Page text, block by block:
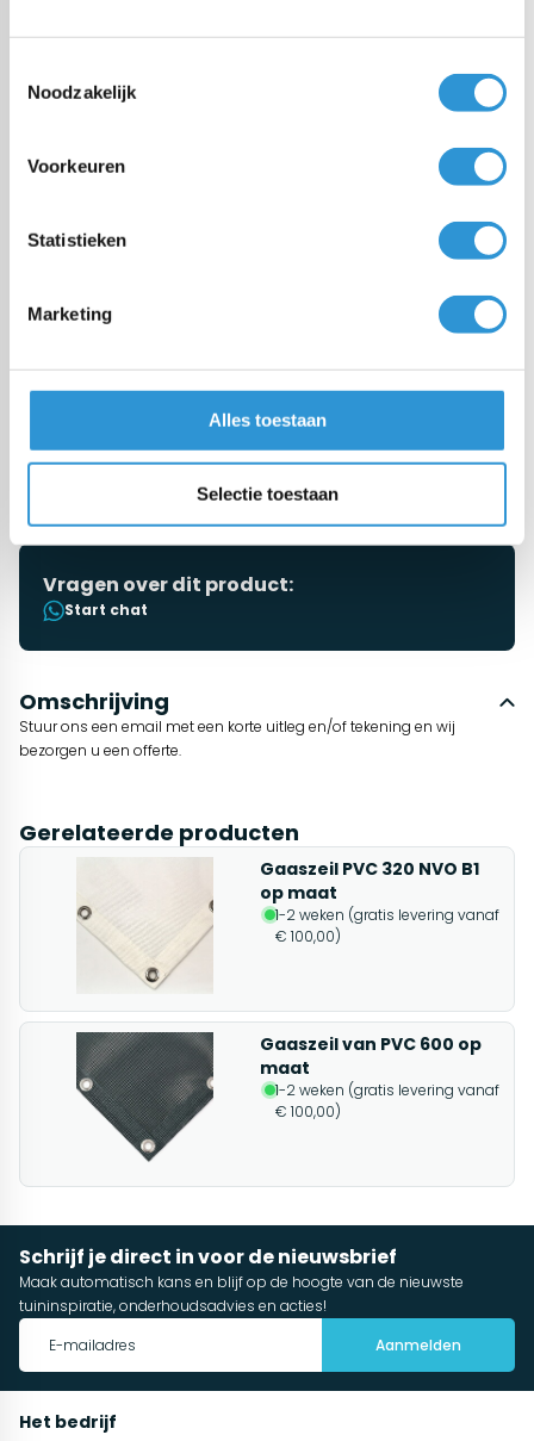
Noodzakelijk
Voorkeuren
Statistieken
Marketing
Alles toestaan
Selectie toestaan
Treksterkte
Temperatuurbestendigheid -30 tot +70°C
UV gestabiliseerd Ja
Vragen over dit product:
Start chat
Omschrijving
Stuur ons een email met een korte uitleg en/of tekening en wij
bezorgen u een offerte.
Gerelateerde producten
Gaaszeil PVC 320 NVO B1
op maat
1-2 weken (gratis levering vanaf
€ 100,00)
Gaaszeil van PVC 600 op
maat
1-2 weken (gratis levering vanaf
€ 100,00)
Schrijf je direct in voor de nieuwsbrief
Maak automatisch kans en blijf op de hoogte van de nieuwste
tuininspiratie, onderhoudsadvies en acties!
Aanmelden
Het bedrijf